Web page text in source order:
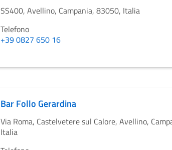
SS400, Avellino, Campania, 83050, Italia
Telefono
+39 0827 650 16
Bar Follo Gerardina
Via Roma, Castelvetere sul Calore, Avellino,
Italia